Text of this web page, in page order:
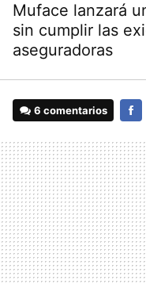
Muface lanzará
sin cumplir las
aseguradoras
6 comentarios